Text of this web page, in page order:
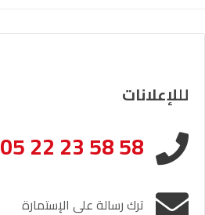
لللإعلانات
05 22 23 58 58
ترك رسالة على الإستمارة